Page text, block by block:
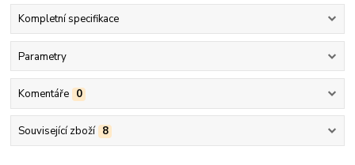
Kompletní specifikace
Parametry
Komentáře 0
Související zboží 8